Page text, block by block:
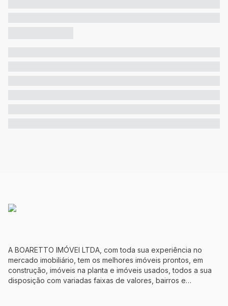
A BOARETTO IMÓVEI LTDA, com toda sua experiência no
mercado imobiliário, tem os melhores imóveis prontos, em
construção, imóveis na planta e imóveis usados, todos a sua
disposição com variadas faixas de valores, bairros e